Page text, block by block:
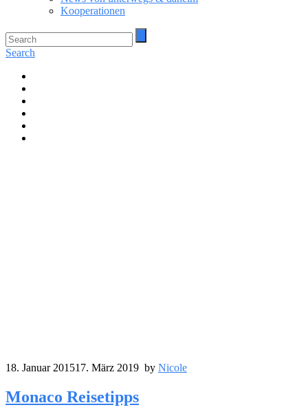
Kooperationen
Search
18. Januar 201517. März 2019 by Nicole
Monaco Reisetipps